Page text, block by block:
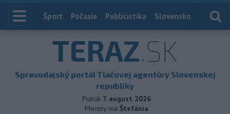
Index
Šport Počasie Publicistika Slovensko
TERAZ.SK
Spravodajský portál Tlačovej agentúry Slovenskej
republiky
Piatok 7. august 2026
Meniny má Štefánia